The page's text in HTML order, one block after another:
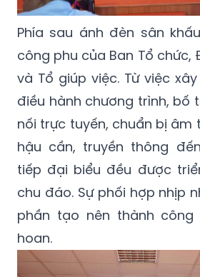
Phía sau ánh đèn sân
công phu của Ban Tổ chức,
và Tổ giúp việc. Từ việc
điều hành chương trình, bố
nối trực tuyến, chuẩn bị âm
hậu cần, truyền thông
tiếp đại biểu đều được
chu đáo. Sự phối hợp nhịp
phần tạo nên thành công
hoan.